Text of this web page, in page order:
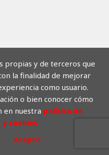
propias y de terceros que
la finalidad de mejorar
como usuario.
o bien conocer cómo
en nuestra política de
cookies
Acepto